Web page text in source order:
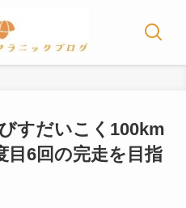
びすだいこく100km
目6回の完走を目指